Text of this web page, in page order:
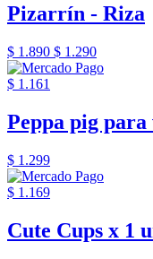
Pizarrín - Riza
$ 1.890 $ 1.290
$ 1.161
Peppa pig
$ 1.299
$ 1.169
Cute Cups x 1